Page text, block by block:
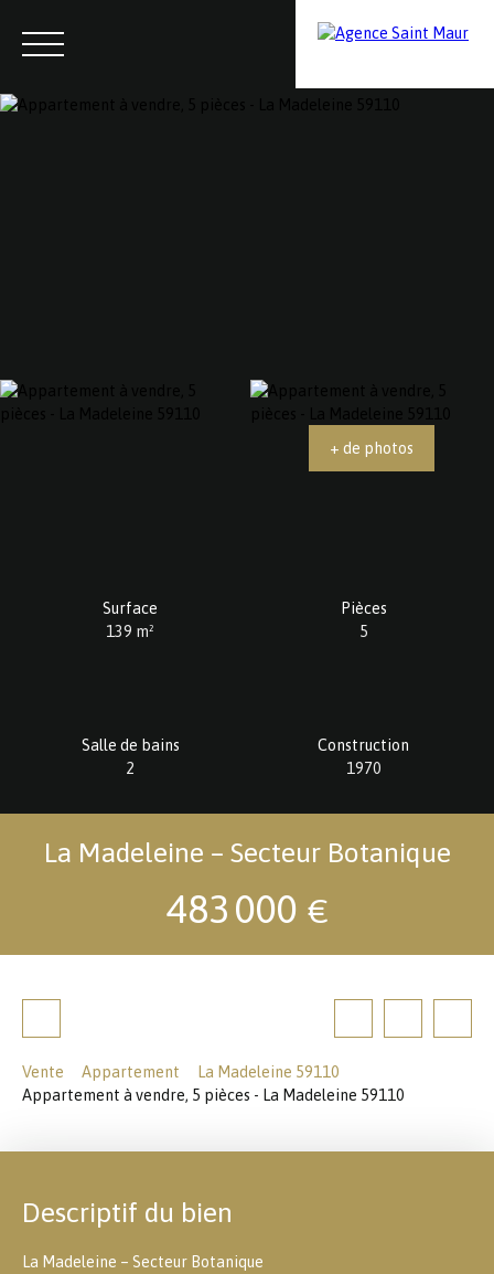
+ de photos
Surface
139 m²
Pièces
5
Salle de bains
2
Construction
1970
La Madeleine – Secteur Botanique
483 000 €
Vente Appartement
La Madeleine 59110
Appartement à vendre, 5 pièces - La Madeleine 59110
Descriptif du bien
La Madeleine – Secteur Botanique